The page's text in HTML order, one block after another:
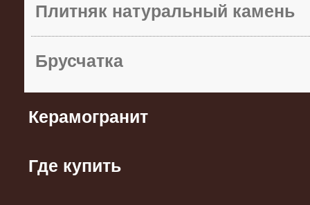
Плитняк натуральный камень
Брусчатка
Керамогранит
Где купить